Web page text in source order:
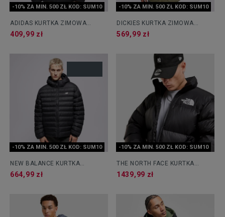
-10% ZA MIN. 500 ZŁ KOD: SUM10
ADIDAS KURTKA ZIMOWA
COMMERCIAL PUFF
409,99 zł
-10% ZA MIN. 500 ZŁ KOD: SUM10
DICKIES KURTKA ZIMOWA
CHORE JACKET LINED CANVAS
569,99 zł
-10% ZA MIN. 500 ZŁ KOD: SUM10
NEW BALANCE KURTKA
HOODED PUFFER JACKET
664,99 zł
-10% ZA MIN. 500 ZŁ KOD: SUM10
THE NORTH FACE KURTKA
ZIMOWA NUPTSE BLK
1439,99 zł